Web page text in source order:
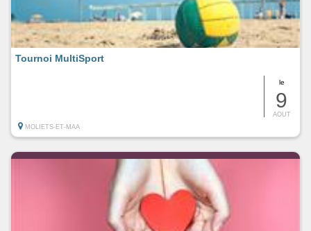
le
9
AOUT
Tournoi MultiSport
MOLIETS-ET-MAA